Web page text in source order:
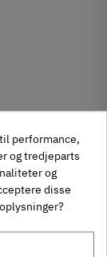
performance,
og tredjeparts
og
disse
FILTER